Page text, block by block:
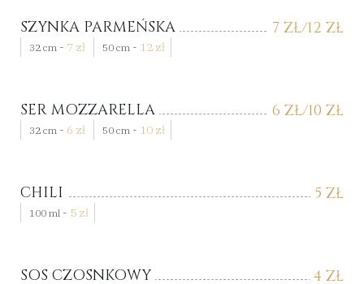
7 ZŁ/12 ZŁ
SZYNKA PARMEŃSKA
32 cm - 7 zł 50 cm - 12 zł
6 ZŁ/10 ZŁ
SER MOZZARELLA
32 cm - 6 zł 50 cm - 10 zł
5 ZŁ
CHILI
100 ml - 5 zł
4 ZŁ
SOS CZOSNKOWY